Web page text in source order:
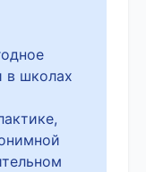
в школах